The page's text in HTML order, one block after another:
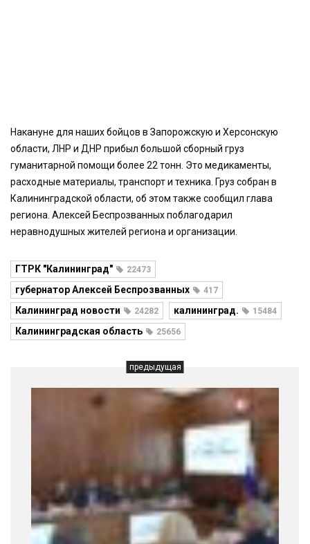
Накануне для наших бойцов в Запорожскую и Херсонскую
области, ЛНР и ДНР прибыл большой сборный груз
гуманитарной помощи более 22 тонн. Это медикаменты,
расходные материалы, транспорт и техника. Груз собран в
Калининградской области, об этом также сообщил глава
региона. Алексей Беспрозванных поблагодарил
неравнодушных жителей региона и организации.
ГТРК "Калининград" 22473
губернатор Алексей Беспрозванных 417
Калининград новости 24282 калининград. 15484
Калининградская область 25656
предыдущая